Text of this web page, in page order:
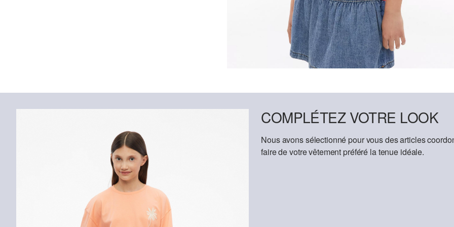
COMPLÉTEZ VOTRE LOOK
Nous avons sélectionné pour vous des articles
faire de votre vêtement préféré la tenue idéale.